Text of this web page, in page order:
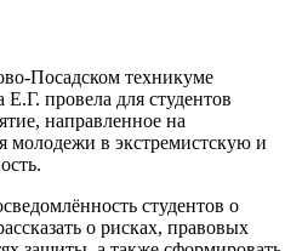
техникуме
провела для студентов
направленное на
молодежи в экстремистскую и
студентов о
о рисках, правовых